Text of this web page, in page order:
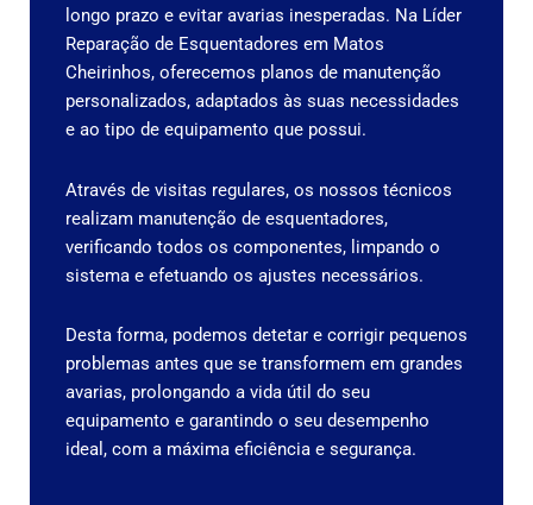
longo prazo e evitar avarias inesperadas. Na Líder
Reparação de Esquentadores em Matos
Cheirinhos, oferecemos planos de manutenção
personalizados, adaptados às suas necessidades
e ao tipo de equipamento que possui.
Através de visitas regulares, os nossos técnicos
realizam manutenção de esquentadores,
verificando todos os componentes, limpando o
sistema e efetuando os ajustes necessários.
Desta forma, podemos detetar e corrigir pequenos
problemas antes que se transformem em grandes
avarias, prolongando a vida útil do seu
equipamento e garantindo o seu desempenho
ideal, com a máxima eficiência e segurança.